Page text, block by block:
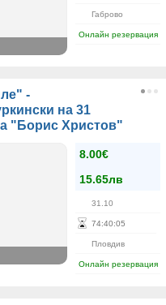
Габрово
Онлайн резервация
-
на 31
"Борис Христов"
8.00€
15.65лв
31.10
74:40:05
Пловдив
Онлайн резервация